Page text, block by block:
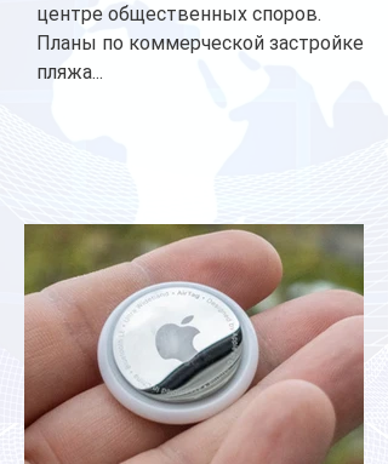
центре общественных споров.
Планы по коммерческой застройке
пляжа...